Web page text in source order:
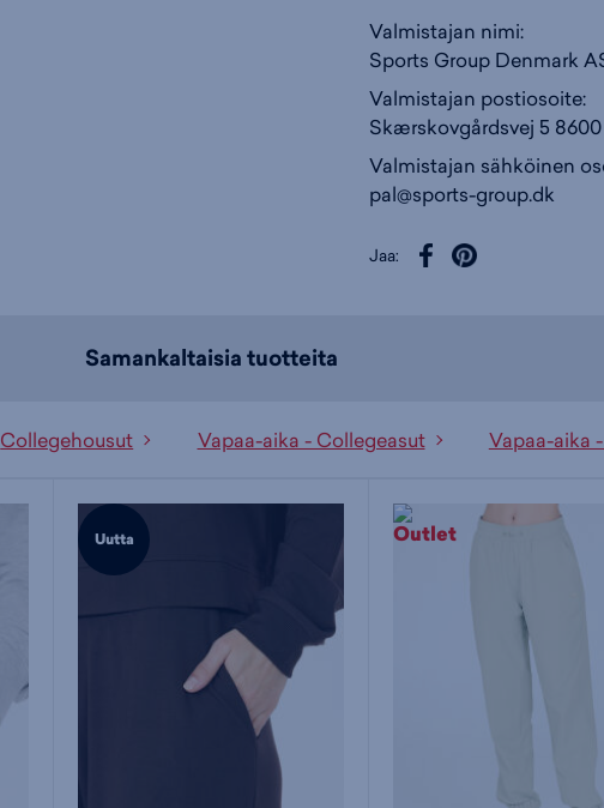
Valmistajan nimi:
Sports Group Denmark
Valmistajan postiosoite:
Skærskovgårdsvej 5
Valmistajan sähköinen
pal@sports-group.dk
Jaa:
Samankaltaisia tuotteita
Collegehousut Vapaa-aika - Collegeasut Vapaa-aika
Uutta